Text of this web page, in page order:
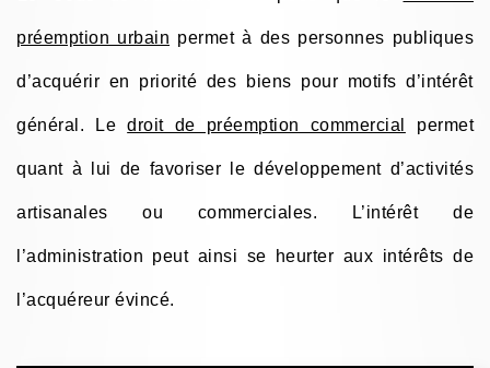
préemption urbain permet à des personnes publiques
d’acquérir en priorité des biens pour motifs d’intérêt
général. Ledroit de préemption commercial permet
quant à lui de favoriser le développement d’activités
artisanales ou commerciales. L’intérêt de
l’administration peut ainsi se heurter aux intérêts de
l’acquéreur évincé.